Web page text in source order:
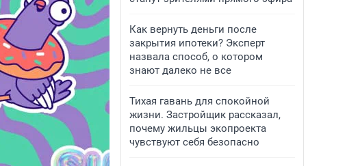
Как вернуть деньги после
закрытия ипотеки? Эксперт
назвала способ, о котором
знают далеко не все
Тихая гавань для спокойной
жизни. Застройщик рассказал,
почему жильцы экопроекта
чувствуют себя безопасно